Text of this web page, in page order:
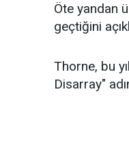
Öte yandan
geçtiğini
Thorne, bu
Disarray"